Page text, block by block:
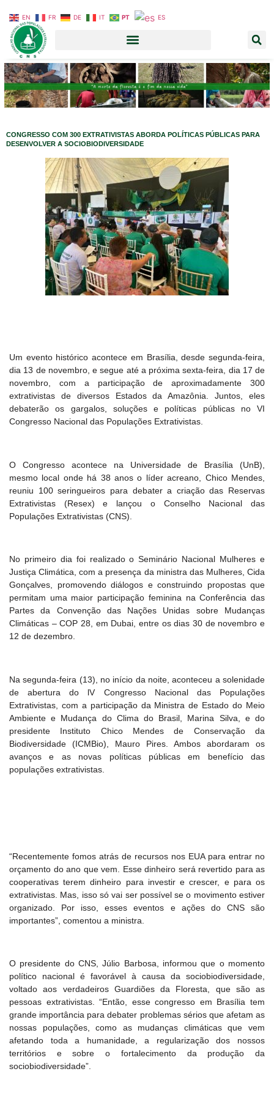
CONGRESSO COM 300 EXTRATIVISTAS ABORDA POLÍTICAS PÚBLICAS PARA
DESENVOLVER A SOCIOBIODIVERSIDADE
Um evento histórico acontece em Brasília, desde segunda-feira,
dia 13 de novembro, e segue até a próxima sexta-feira, dia 17 de
novembro, com a participação de aproximadamente 300
extrativistas de diversos Estados da Amazônia. Juntos, eles
debaterão os gargalos, soluções e políticas públicas no VI
Congresso Nacional das Populações Extrativistas.
O Congresso acontece na Universidade de Brasília (UnB),
mesmo local onde há 38 anos o líder acreano, Chico Mendes,
reuniu 100 seringueiros para debater a criação das Reservas
Extrativistas (Resex) e lançou o Conselho Nacional das
Populações Extrativistas (CNS).
No primeiro dia foi realizado o Seminário Nacional Mulheres e
Justiça Climática, com a presença da ministra das Mulheres, Cida
Gonçalves, promovendo diálogos e construindo propostas que
permitam uma maior participação feminina na Conferência das
Partes da Convenção das Nações Unidas sobre Mudanças
Climáticas – COP 28, em Dubai, entre os dias 30 de novembro e
12 de dezembro.
Na segunda-feira (13), no início da noite, aconteceu a solenidade
de abertura do lV Congresso Nacional das Populações
Extrativistas, com a participação da Ministra de Estado do Meio
Ambiente e Mudança do Clima do Brasil, Marina Silva, e do
presidente Instituto Chico Mendes de Conservação da
Biodiversidade (ICMBio), Mauro Pires. Ambos abordaram os
avanços e as novas políticas públicas em benefício das
populações extrativistas.
“Recentemente fomos atrás de recursos nos EUA para entrar no
orçamento do ano que vem. Esse dinheiro será revertido para as
cooperativas terem dinheiro para investir e crescer, e para os
extrativistas. Mas, isso só vai ser possível se o movimento estiver
organizado. Por isso, esses eventos e ações do CNS são
importantes”, comentou a ministra.
O presidente do CNS, Júlio Barbosa, informou que o momento
político nacional é favorável à causa da sociobiodiversidade,
voltado aos verdadeiros Guardiões da Floresta, que são as
pessoas extrativistas. “Então, esse congresso em Brasília tem
grande importância para debater problemas sérios que afetam as
nossas populações, como as mudanças climáticas que vem
afetando toda a humanidade, a regularização dos nossos
territórios e sobre o fortalecimento da produção da
sociobiodiversidade”.
EN FR DE IT PT ES